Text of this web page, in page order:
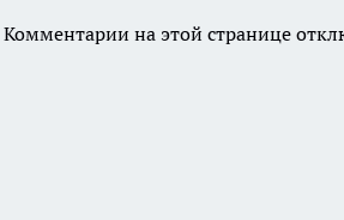
Комментарии на этой странице